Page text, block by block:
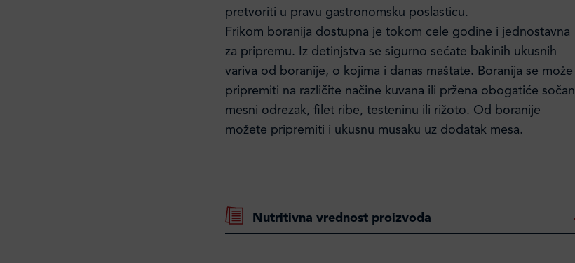
pretvoriti u pravu gastronomsku poslasticu.
Frikom boranija dostupna je tokom cele godine i jednostavna
za pripremu. Iz detinjstva se sigurno sećate bakinih ukusnih
variva od boranije, o kojima i danas maštate. Boranija se može
pripremiti na različite načine kuvana ili pržena obogatiće sočan
mesni odrezak, filet ribe, testeninu ili rižoto. Od boranije
možete pripremiti i ukusnu musaku uz dodatak mesa.
Nutritivna vrednost proizvoda